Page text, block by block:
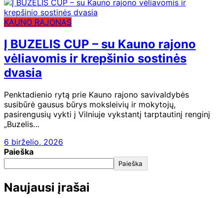
KAUNO RAJONAS
Į BUZELIS CUP – su Kauno rajono
vėliavomis ir krepšinio sostinės
dvasia
Penktadienio rytą prie Kauno rajono savivaldybės
susibūrė gausus būrys moksleivių ir mokytojų,
pasirengusių vykti į Vilniuje vykstantį tarptautinį renginį
„Buzelis…
6 birželio, 2026
Paieška
Paieška
Naujausi įrašai